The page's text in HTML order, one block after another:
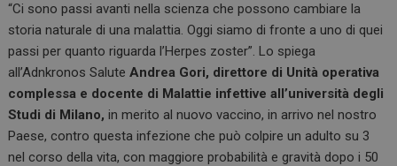
ce
b
o
o
k
ke
dI
n
at
s
A
p
p
“Ci sono passi avanti nella scienza che possono cambiare la
storia naturale di una malattia. Oggi siamo di fronte a uno di quei
passi per quanto riguarda l’Herpes zoster”. Lo spiega
all’Adnkronos SaluteAndrea Gori, direttore di Unità operativa
complessa e docente di Malattie infettive all’università degli
Studi di Milano, in merito al nuovo vaccino, in arrivo nel nostro
Paese, contro questa infezione che può colpire un adulto su 3
nel corso della vita, con maggiore probabilità e gravità dopo i 50